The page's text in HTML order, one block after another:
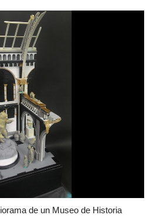
de un Museo de Historia